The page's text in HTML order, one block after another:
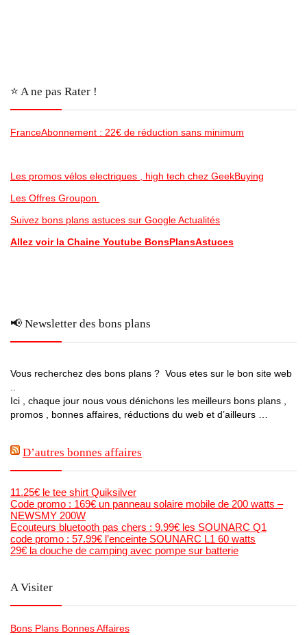
⭐️ A ne pas Rater !
FranceAbonnement : 22€ de réduction sans minimum
Les promos vélos electriques , high tech chez GeekBuying
Les Offres Groupon
Suivez bons plans astuces sur Google Actualités
Allez voir la Chaine Youtube BonsPlansAstuces
📢 Newsletter des bons plans
Vous recherchez des bons plans ? Vous etes sur le bon site web
..
Ici , chaque jour nous vous dénichons les meilleurs bons plans ,
promos , bonnes affaires, réductions du web et d’ailleurs …
D’autres bonnes affaires
11.25€ le tee shirt Quiksilver
Code promo : 169€ un panneau solaire mobile de 200 watts –
NEWSMY 200W
Ecouteurs bluetooth pas chers : 9.99€ les SOUNARC Q1
code promo : 57.99€ l’enceinte SOUNARC L1 60 watts
29€ la douche de camping avec pompe sur batterie
A Visiter
Bons Plans Bonnes Affaires